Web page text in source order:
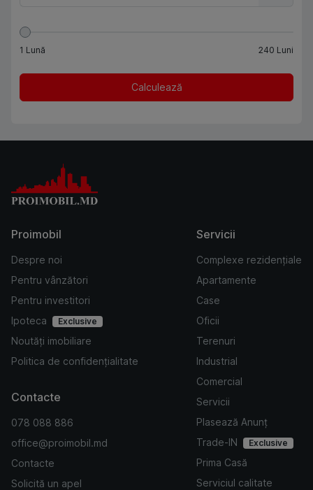
1 Lună 240 Luni
Calculează
Proimobil
Despre noi
Pentru vânzători
Pentru investitori
Ipoteca
Exclusive
Noutăți imobiliare
Politica de confidențialitate
Servicii
Complexe rezidențiale
Apartamente
Case
Oficii
Terenuri
Industrial
Comercial
Servicii
Plasează Anunț
Trade-IN
Exclusive
Prima Casă
Serviciul calitate
Contacte
078 088 886
office@proimobil.md
Contacte
Solicită un apel